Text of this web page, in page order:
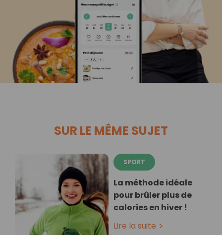
SUR LE MÊME SUJET
SPORT
La méthode idéale
pour brûler plus de
calories en hiver !
Lire la suite